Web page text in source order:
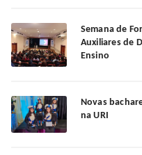
Semana de
Auxiliares de
Ensino
Novas
na URI